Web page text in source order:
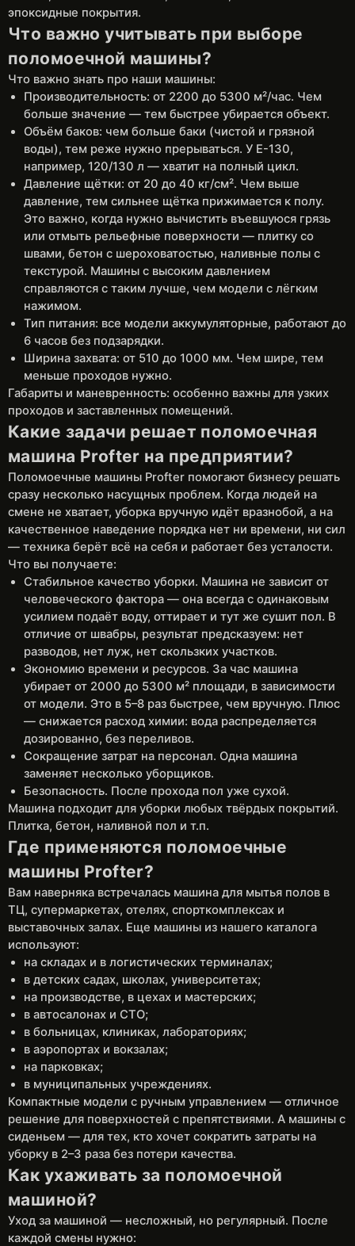
эпоксидные покрытия.
Что важно учитывать при выборе
поломоечной машины?
Что важно знать про наши машины:
Производительность: от 2200 до 5300 м²/час. Чем
больше значение — тем быстрее убирается объект.
Объём баков: чем больше баки (чистой и грязной
воды), тем реже нужно прерываться. У E-130,
например, 120/130 л — хватит на полный цикл.
Давление щётки: от 20 до 40 кг/см². Чем выше
давление, тем сильнее щётка прижимается к полу.
Это важно, когда нужно вычистить въевшуюся грязь
или отмыть рельефные поверхности — плитку со
швами, бетон с шероховатостью, наливные полы с
текстурой. Машины с высоким давлением
справляются с таким лучше, чем модели с лёгким
нажимом.
Тип питания: все модели аккумуляторные, работают до
6 часов без подзарядки.
Ширина захвата: от 510 до 1000 мм. Чем шире, тем
меньше проходов нужно.
Габариты и маневренность: особенно важны для узких
проходов и заставленных помещений.
Какие задачи решает поломоечная
машина Profter на предприятии?
Поломоечные машины Profter помогают бизнесу решать
сразу несколько насущных проблем. Когда людей на
смене не хватает, уборка вручную идёт вразнобой, а на
качественное наведение порядка нет ни времени, ни сил
— техника берёт всё на себя и работает без усталости.
Что вы получаете:
Стабильное качество уборки. Машина не зависит от
человеческого фактора — она всегда с одинаковым
усилием подаёт воду, оттирает и тут же сушит пол. В
отличие от швабры, результат предсказуем: нет
разводов, нет луж, нет скользких участков.
Экономию времени и ресурсов. За час машина
убирает от 2000 до 5300 м² площади, в зависимости
от модели. Это в 5–8 раз быстрее, чем вручную. Плюс
— снижается расход химии: вода распределяется
дозированно, без переливов.
Сокращение затрат на персонал. Одна машина
заменяет несколько уборщиков.
Безопасность. После прохода пол уже сухой.
Машина подходит для уборки любых твёрдых покрытий.
Плитка, бетон, наливной пол и т.п.
Где применяются поломоечные
машины Profter?
Вам наверняка встречалась машина для мытья полов в
ТЦ, супермаркетах, отелях, спорткомплексах и
выставочных залах. Еще машины из нашего каталога
используют:
на складах и в логистических терминалах;
в детских садах, школах, университетах;
на производстве, в цехах и мастерских;
в автосалонах и СТО;
в больницах, клиниках, лабораториях;
в аэропортах и вокзалах;
на парковках;
в муниципальных учреждениях.
Компактные модели с ручным управлением — отличное
решение для поверхностей с препятствиями. А машины с
сиденьем — для тех, кто хочет сократить затраты на
уборку в 2–3 раза без потери качества.
Как ухаживать за поломоечной
машиной?
Уход за машиной — несложный, но регулярный. После
каждой смены нужно: